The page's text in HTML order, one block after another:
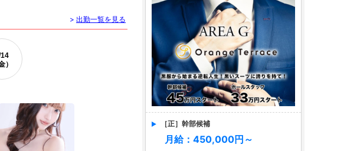
> 出勤一覧を見る
14
）
［正］幹部候補
月給：450,000円～